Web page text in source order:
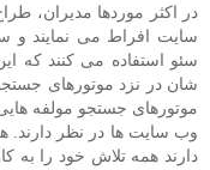
در اکثر موردها مدیران،
سایت افراط می نمایند و
سئو استفاده می کنند که
شان در نزد موتورهای
موتورهای جستجو مولفه
وب سایت ها در نظر دارند.
دارند همه تلاش خود را به